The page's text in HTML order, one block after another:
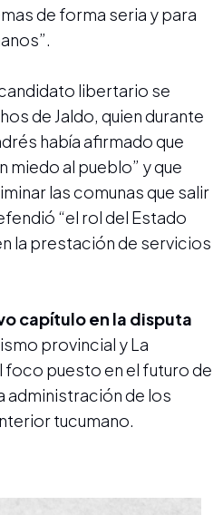
de forma seria y para
libertario se
de Jaldo, quien durante
había afirmado que
miedo al pueblo” y que
las comunas que salir
“el rol del Estado
la prestación de servicios
capítulo en la disputa
provincial y La
foco puesto en el futuro de
administración de los
tucumano.